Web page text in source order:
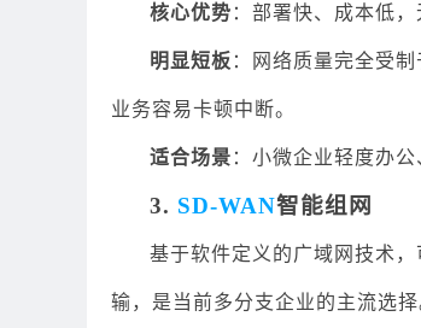
核心优势 ：部署快、成本低
明显短板 ：网络质量完全受
业务容易卡顿中断。
适合场景 ：小微企业轻度办
3. SD-WAN智能组网
基于软件定义的广域网技术
输，是当前多分支企业的主流选择